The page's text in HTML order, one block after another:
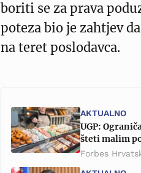
boriti se za prava
poteza bio je zahtjev
na teret poslodavca.
AKTUALNO
UGP:
šteti malim
Forbes